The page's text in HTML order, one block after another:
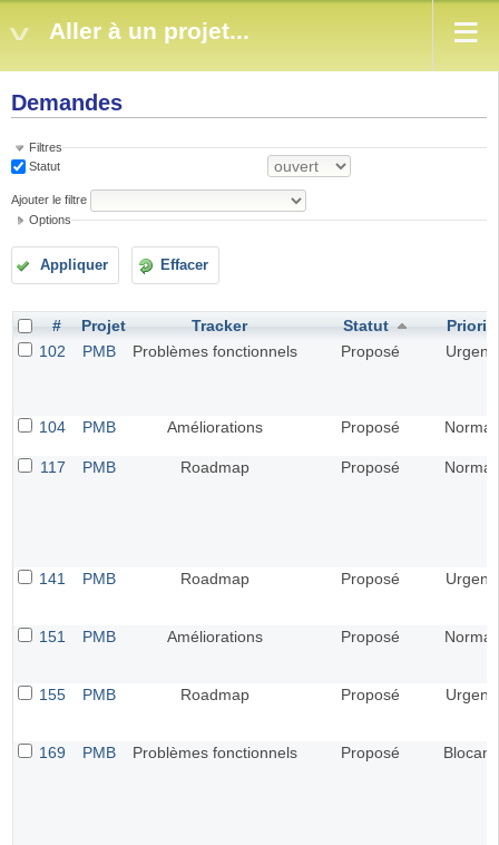
Aller à un projet...
Demandes
Filtres
Statut
Ajouter le filtre
Options
Appliquer Effacer
# Projet Tracker Statut
102
PMB Problèmes fonctionnels Proposé Urgent
104 PMB Améliorations Proposé Normal
117 PMB Roadmap Proposé Normal
141 PMB Roadmap Proposé Urgent
151 PMB Améliorations Proposé Normal
155 PMB Roadmap Proposé Urgent
169 PMB Problèmes fonctionnels Proposé Blocant